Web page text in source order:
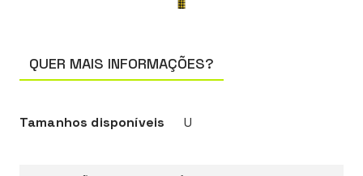
QUER MAIS INFORMAÇÕES?
Tamanhos disponíveis U